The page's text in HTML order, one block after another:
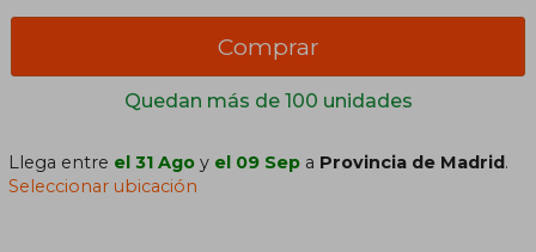
Quedan más de 100 unidades
Comprar
Llega entre el 31 Ago y el 09 Sep a Provincia de Madrid.
Seleccionar ubicación